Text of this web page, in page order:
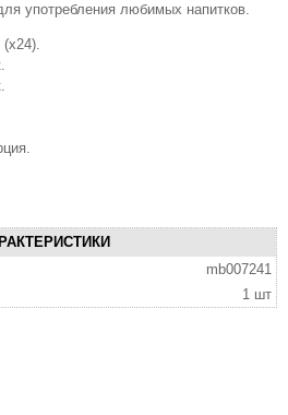
употребления любимых напитков.
mb007241
1 шт